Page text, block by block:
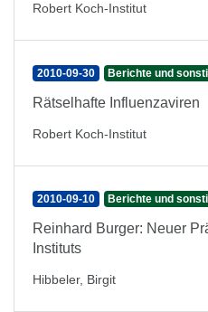
Robert Koch-Institut
2010-09-30 Berichte und
Rätselhafte Influenzaviren
Robert Koch-Institut
2010-09-10 Berichte und
Reinhard Burger: Neuer
Instituts
Hibbeler, Birgit